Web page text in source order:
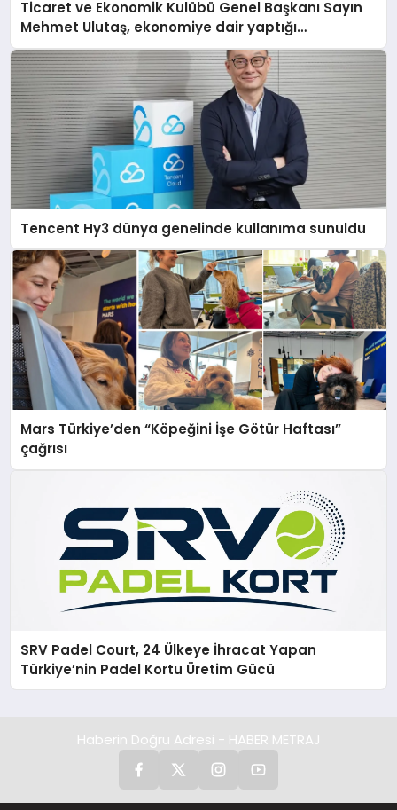
Ticaret ve Ekonomik Kulübü Genel Başkanı Sayın
Mehmet Ulutaş, ekonomiye dair yaptığı
açıklamada şunları kaydetti:
Tencent Hy3 dünya genelinde kullanıma sunuldu
Mars Türkiye’den “Köpeğini İşe Götür Haftası”
çağrısı
SRV Padel Court, 24 Ülkeye İhracat Yapan
Türkiye’nin Padel Kortu Üretim Gücü
Haberin Doğru Adresi - HABER METRAJ